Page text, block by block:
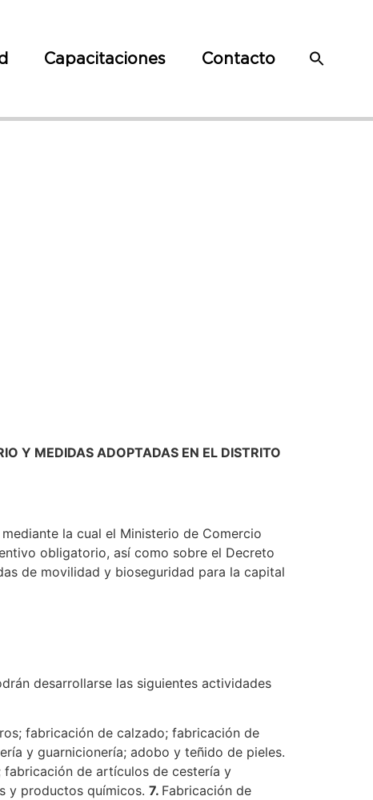
Capacitaciones Contacto
Y MEDIDAS ADOPTADAS EN EL DISTRITO
la cual el Ministerio de Comercio
obligatorio, así como sobre el Decreto
de movilidad y bioseguridad para la capital
desarrollarse las siguientes actividades
fabricación de calzado; fabricación de
y guarnicionería; adobo y teñido de pieles.
de artículos de cestería y
y productos químicos. 7. Fabricación de